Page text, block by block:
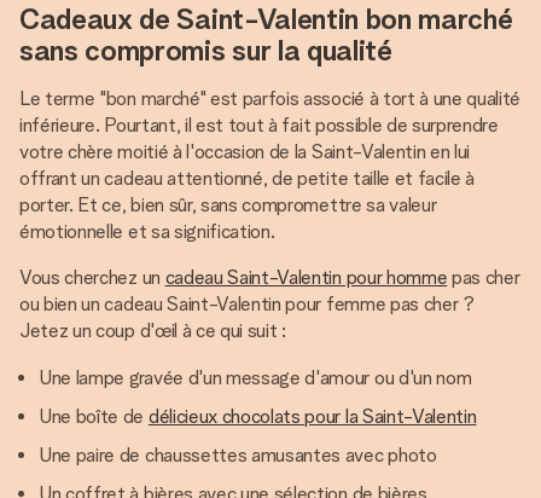
Cadeaux de Saint-Valentin bon marché
sans compromis sur la qualité
Le terme "bon marché" est parfois associé à tort à une qualité
inférieure. Pourtant, il est tout à fait possible de surprendre
votre chère moitié à l'occasion de la Saint-Valentin en lui
offrant un cadeau attentionné, de petite taille et facile à
porter. Et ce, bien sûr, sans compromettre sa valeur
émotionnelle et sa signification.
Vous cherchez un cadeau Saint-Valentin pour homme pas cher
ou bien un cadeau Saint-Valentin pour femme pas cher ?
Jetez un coup d'œil à ce qui suit :
Une lampe gravée d'un message d'amour ou d'un nom
Une boîte de délicieux chocolats pour la Saint-Valentin
Une paire de chaussettes amusantes avec photo